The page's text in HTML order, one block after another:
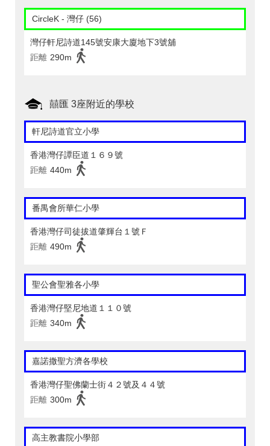
CircleK - 灣仔 (56)
灣仔軒尼詩道145號安康大廈地下3號舖
距離 290m
囍匯 3座附近的學校
軒尼詩道官立小學
香港灣仔譚臣道１６９號
距離 440m
番禺會所華仁小學
香港灣仔司徒拔道肇輝台１號Ｆ
距離 490m
聖公會聖雅各小學
香港灣仔堅尼地道１１０號
距離 340m
嘉諾撒聖方濟各學校
香港灣仔聖佛蘭士街４２號及４４號
距離 300m
高主教書院小學部